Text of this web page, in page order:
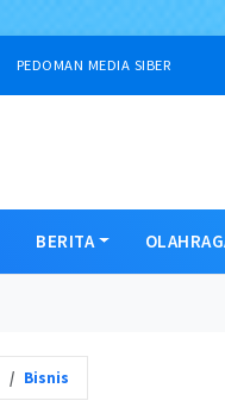
PEDOMAN MEDIA SIBER
BERITA
Bisnis